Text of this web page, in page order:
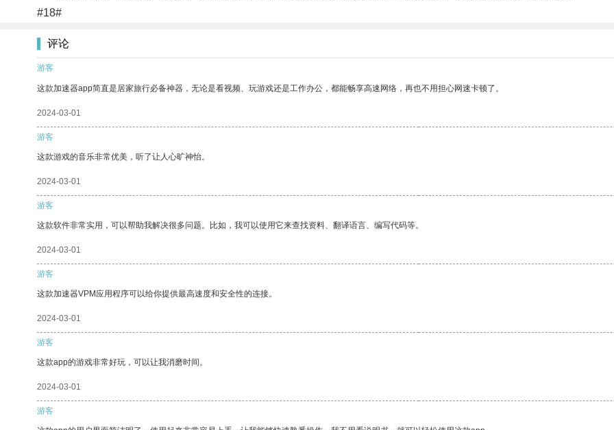
#18#
评论
游客
这款加速器app简直是居家旅行必备神器，无论是看视频、玩游戏还是工作办公，都能畅享高速网络，再也不用担心网速卡顿了。
2024-03-01
游客
这款游戏的音乐非常优美，听了让人心旷神怡。
2024-03-01
游客
这款软件非常实用，可以帮助我解决很多问题。比如，我可以使用它来查找资料、翻译语言、编写代码等。
2024-03-01
游客
这款加速器VPM应用程序可以给你提供最高速度和安全性的连接。
2024-03-01
游客
这款app的游戏非常好玩，可以让我消磨时间。
2024-03-01
游客